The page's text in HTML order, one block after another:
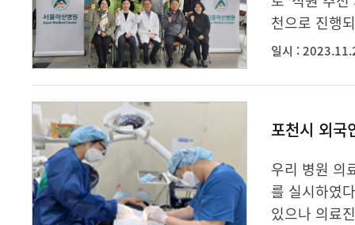
천으로 진행
일시 :
포천시 외국
우리 병원 의
를 실시하였
있으나 의료